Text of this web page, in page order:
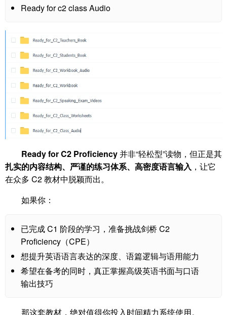
Ready for c2 class Audio
Ready for C2 Proficiency并非“轻松型”读物，但正是其
扎实的内容结构、严谨的练习体系、高密度语言输入 ，让它
在众多 C2 教材中脱颖而出。
如果你：
已完成 C1 阶段的学习，准备挑战剑桥 C2
Proficiency（CPE）
想提升英语语言表达的深度、语篇逻辑与语用能力
希望在备考的同时，真正掌握高级英语书面与口语
输出技巧
那这套教材，绝对值得你投入时间精力系统使用。